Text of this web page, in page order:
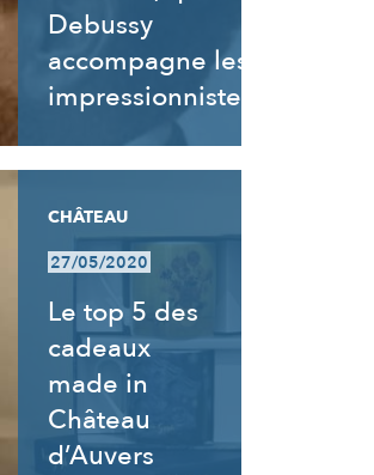
Debussy
accompagne les
impressionnistes
CHÂTEAU
27/05/2020
Le top 5 des
cadeaux
made in
Château
d’Auvers